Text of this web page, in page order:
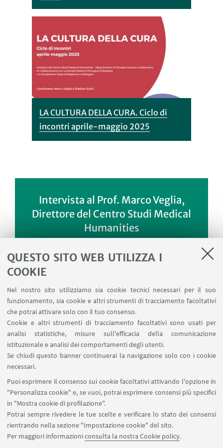
QUESTO SITO WEB UTILIZZA I
COOKIE
Nel nostro sito utilizziamo sia cookie tecnici necessari per il suo
funzionamento, sia cookie e altri strumenti di tracciamento facoltativi
che potrai attivare solo con il tuo consenso.
Cookie e altri strumenti di tracciamento facoltativi sono usati per
analisi statistiche, misure sull'efficacia della comunicazione
istituzionale e analisi dei comportamenti degli utenti.
Se chiudi questo banner continuerai la navigazione solo con i cookie
necessari.
Puoi esprimere il consenso sui cookie facoltativi attivando l'opzione in
"Personalizza cookie" e, se vuoi, potrai esprimere consensi più specifici
in "Mostra cookie di profilazione".
Potrai sempre rivedere le tue scelte e verificare lo stato dei consensi
rientrando nella sezione "Impostazione cookie" del sito.
Per maggiori informazioniconsulta la nostra Cookie policy.
LA CULTURA DELLA CURA. Ciclo di
incontri aprile-maggio 2025
Intervista al Prof. Marco Veglia,
Direttore del Centro Studi Medical
Humanities
Medical Humanities e le attività che
intende promuovere attraverso il dialogo
tra discipline scientifiche e umanistiche
Guarda su YouTube